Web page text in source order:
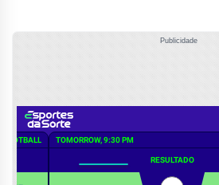
Publicidade